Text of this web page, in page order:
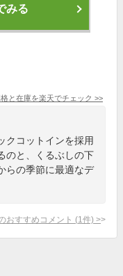
みる
と在庫を楽天でチェック >>
クコットインを採用
のと、くるぶしの下
らの季節に最適なデ
おすすめコメント (1 件) >